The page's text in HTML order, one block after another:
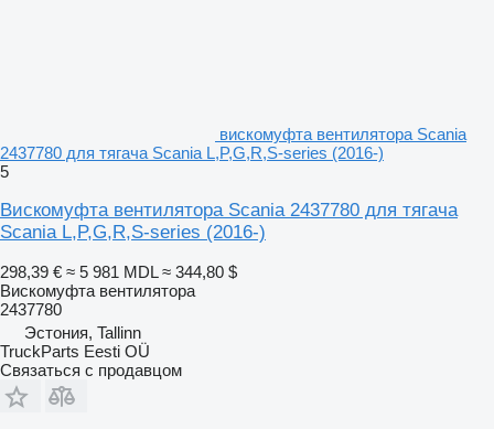
вискомуфта вентилятора Scania
2437780 для тягача Scania L,P,G,R,S-series (2016-)
5
Вискомуфта вентилятора Scania 2437780 для тягача
Scania L,P,G,R,S-series (2016-)
298,39 € ≈ 5 981 MDL ≈ 344,80 $
Вискомуфта вентилятора
2437780
Эстония, Tallinn
TruckParts Eesti OÜ
Связаться с продавцом